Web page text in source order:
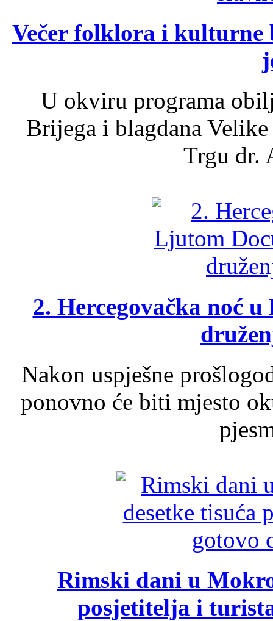
Večer folklora i kulturne
U okviru programa
Brijega i blagdana
Trgu dr.
2. Hercegovačka noć
Nakon uspješne
ponovno će biti mjesto
Rimski dani u
posjetitelja i